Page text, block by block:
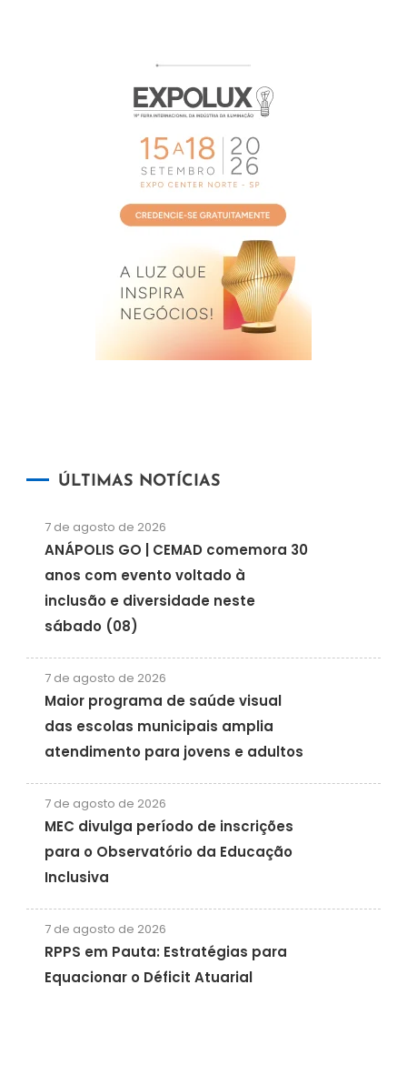
ÚLTIMAS NOTÍCIAS
7 de agosto de 2026
ANÁPOLIS GO | CEMAD comemora 30
anos com evento voltado à
inclusão e diversidade neste
sábado (08)
7 de agosto de 2026
Maior programa de saúde visual
das escolas municipais amplia
atendimento para jovens e adultos
7 de agosto de 2026
MEC divulga período de inscrições
para o Observatório da Educação
Inclusiva
7 de agosto de 2026
RPPS em Pauta: Estratégias para
Equacionar o Déficit Atuarial